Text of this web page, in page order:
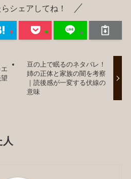
シェアしてね！
豆の上で眠るのネタバレ！
姉の正体と家族の闇を考察
｜読後感が一変する伏線の
意味